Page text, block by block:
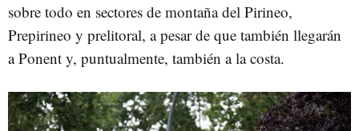
sobre todo en sectores de montaña del Pirineo,
Prepirineo y prelitoral, a pesar de que también llegarán
a Ponent y, puntualmente, también a la costa.